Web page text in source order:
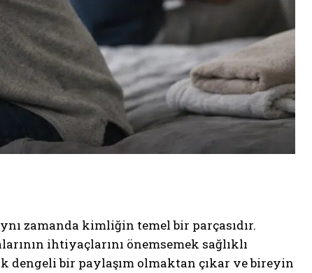
zamanda kimliğin temel bir parçasıdır.
ihtiyaçlarını önemsemek sağlıklı
dengeli bir paylaşım olmaktan çıkar ve bireyin